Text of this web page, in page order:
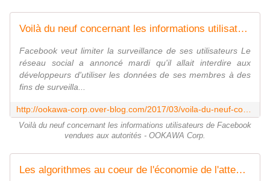
Voilà du neuf concernant les informations utilisateurs de Facebook vendues aux autorités - OOKAWA Corp.
Facebook veut limiter la surveillance de ses utilisateurs Le
réseau social a annoncé mardi qu'il allait interdire aux
développeurs d'utiliser les données de ses membres à des
fins de surveilla...
Voilà du neuf concernant les informations utilisateurs de Facebook
vendues aux autorités - OOKAWA Corp.
Les algorithmes au coeur de l'économie de l'attention : musique et son sont à l'honneur - OOKAWA Corp.